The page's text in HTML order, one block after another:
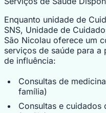
Enquanto unidade de
SNS, Unidade de
São Nicolau oferece um
serviços de saúde para a
de influência:
Consultas de
família)
Consultas e cuidados